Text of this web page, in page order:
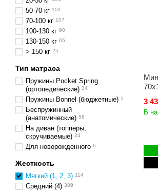
3
В
50-70 кг 110
70-100 кг 107
100-130 кг 90
130-150 кг 65
> 150 кг 25
Тип матраса
Пружины Pocket Spring
(ортопедические) 34
Пружины Bonnel (бюджетные) 1
Беспружинный
(анатомические) 58
На диван (топперы,
скручиваемые) 24
Для новорожденного 6
Жесткость
Мягкий (1, 2, 3) 114
Средний (4) 389